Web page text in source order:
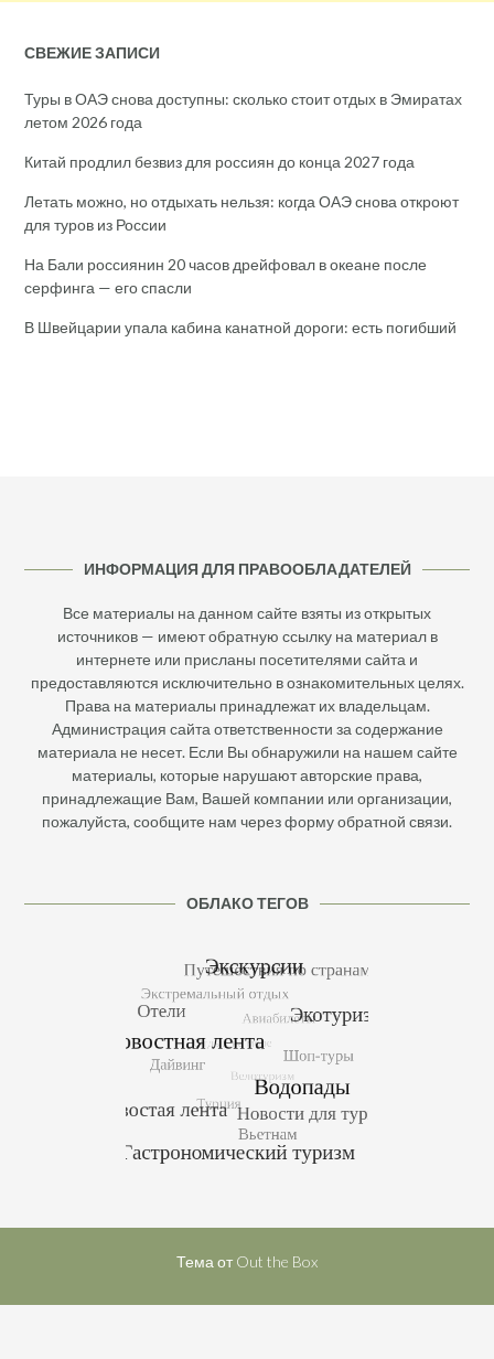
СВЕЖИЕ ЗАПИСИ
Туры в ОАЭ снова доступны: сколько стоит отдых в Эмиратах
летом 2026 года
Китай продлил безвиз для россиян до конца 2027 года
Летать можно, но отдыхать нельзя: когда ОАЭ снова откроют
для туров из России
На Бали россиянин 20 часов дрейфовал в океане после
серфинга — его спасли
В Швейцарии упала кабина канатной дороги: есть погибший
ИНФОРМАЦИЯ ДЛЯ ПРАВООБЛАДАТЕЛЕЙ
Все материалы на данном сайте взяты из открытых
источников — имеют обратную ссылку на материал в
интернете или присланы посетителями сайта и
предоставляются исключительно в ознакомительных целях.
Права на материалы принадлежат их владельцам.
Администрация сайта ответственности за содержание
материала не несет. Если Вы обнаружили на нашем сайте
материалы, которые нарушают авторские права,
принадлежащие Вам, Вашей компании или организации,
пожалуйста, сообщите нам через форму обратной связи.
ОБЛАКО ТЕГОВ
Тема от Out the Box